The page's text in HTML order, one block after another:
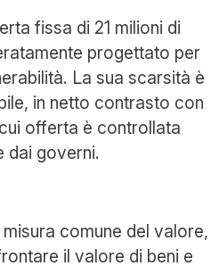
fissa di 21 milioni di
progettato per
La sua scarsità è
in netto contrasto con
offerta è controllata
dai governi.
comune del valore,
il valore di beni e